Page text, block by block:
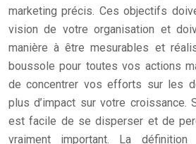
marketing précis. Ces objectifs
vision de votre organisation et
manière à être mesurables et
boussole pour toutes vos actions
de concentrer vos efforts sur les
plus d’impact sur votre croissance.
est facile de se disperser et de
vraiment important. La définition